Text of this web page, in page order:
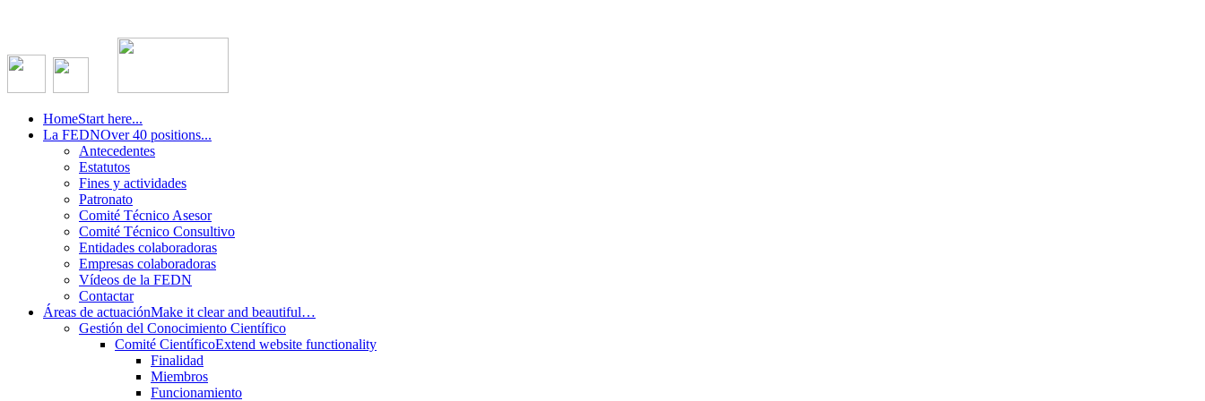
HomeStart here...
La FEDNOver 40 positions...
Antecedentes
Estatutos
Fines y actividades
Patronato
Comité Técnico Asesor
Comité Técnico Consultivo
Entidades colaboradoras
Empresas colaboradoras
Vídeos de la FEDN
Contactar
Áreas de actuaciónMake it clear and beautiful…
Gestión del Conocimiento Científico
Comité CientíficoExtend website functionality
Finalidad
Miembros
Funcionamiento